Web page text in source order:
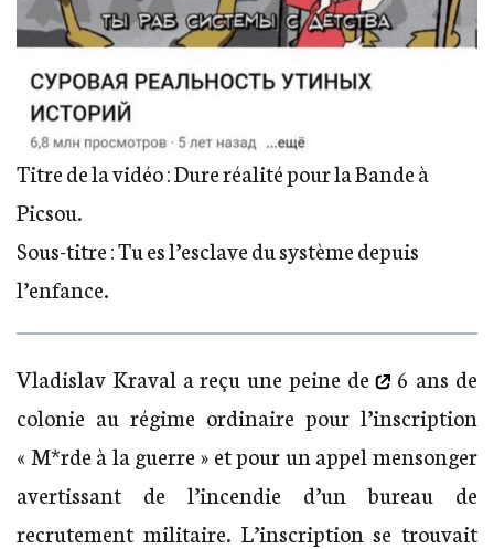
Titre de la vidéo : Dure réalité pour la Bande à
Picsou.
Sous-titre : Tu es l’esclave du système depuis
l’enfance.
Vladislav Kraval a reçu une peine de
6 ans de
colonie au régime ordinaire pour l’inscription
« M*rde à la guerre » et pour un appel mensonger
avertissant de l’incendie d’un bureau de
recrutement militaire. L’inscription se trouvait